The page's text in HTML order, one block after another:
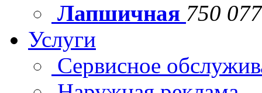
Лапшичная 750
Услуги
Сервисное